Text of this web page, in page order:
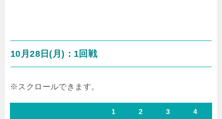
10月28日(月)：1回戦
1 2 3 4